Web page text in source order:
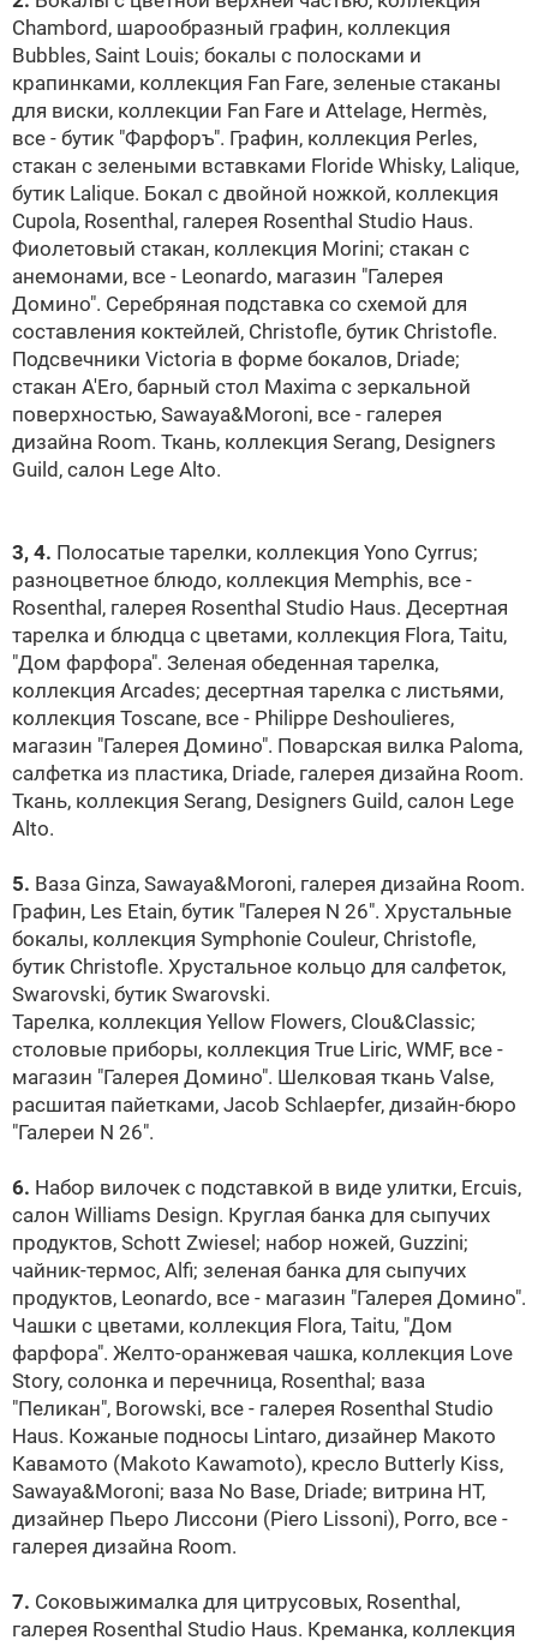
Chambord, шарообразный графин, коллекция
Bubbles, Saint Louis; бокалы с полосками и
крапинками, коллекция Fan Fare, зеленые стаканы
для виски, коллекции Fan Fare и Attelage, Hermès,
все - бутик "Фарфоръ". Графин, коллекция Perles,
стакан с зелеными вставками Floride Whisky, Lalique,
бутик Lalique. Бокал с двойной ножкой, коллекция
Cupola, Rosenthal, галерея Rosenthal Studio Haus.
Фиолетовый стакан, коллекция Morini; стакан с
анемонами, все - Leonardo, магазин "Галерея
Домино". Серебряная подставка со схемой для
составления коктейлей, Christofle, бутик Christofle.
Подсвечники Victoria в форме бокалов, Driade;
cтакан A'Ero, барный стол Maxima с зеркальной
поверхностью, Sawaya&Moroni, все - галерея
дизайна Room. Ткань, коллекция Serang, Designers
Guild, салон Lege Alto.
3, 4. Полосатые тарелки, коллекция Yono Cyrrus;
разноцветное блюдо, коллекция Memphis, все -
Rosenthal, галерея Rosenthal Studio Haus. Десертная
тарелка и блюдца с цветами, коллекция Flora, Taitu,
"Дом фарфора". Зеленая обеденная тарелка,
коллекция Arcades; десертная тарелка с листьями,
коллекция Toscane, все - Philippe Deshoulieres,
магазин "Галерея Домино". Поварская вилка Paloma,
салфетка из пластика, Driade, галерея дизайна Room.
Ткань, коллекция Serang, Designers Guild, салон Lege
Alto.
5. Ваза Ginza, Sawaya&Moroni, галерея дизайна Room.
Графин, Les Etain, бутик "Галерея N 26". Хрустальные
бокалы, коллекция Symphonie Couleur, Christofle,
бутик Christofle. Хрустальное кольцо для салфеток,
Swarovski, бутик Swarovski.
Тарелка, коллекция Yellow Flowers, Clou&Classic;
столовые приборы, коллекция True Liric, WMF, все -
магазин "Галерея Домино". Шелковая ткань Valse,
расшитая пайетками, Jacob Schlaepfer, дизайн-бюро
"Галереи N 26".
6. Набор вилочек с подставкой в виде улитки, Ercuis,
салон Williams Design. Круглая банка для сыпучих
продуктов, Schott Zwiesel; набор ножей, Guzzini;
чайник-термос, Alfi; зеленая банка для сыпучих
продуктов, Leonardo, все - магазин "Галерея Домино".
Чашки с цветами, коллекция Flora, Taitu, "Дом
фарфора". Желто-оранжевая чашка, коллекция Love
Story, солонка и перечница, Rosenthal; ваза
"Пеликан", Borowski, все - галерея Rosenthal Studio
Haus. Кожаные подносы Lintaro, дизайнер Макото
Кавамото (Makoto Kawamoto), кресло Butterly Kiss,
Sawaya&Moroni; ваза No Base, Driade; витрина HT,
дизайнер Пьеро Лиссони (Piero Lissoni), Porro, все -
галерея дизайна Room.
7. Соковыжималка для цитрусовых, Rosenthal,
галерея Rosenthal Studio Haus. Креманка, коллекция